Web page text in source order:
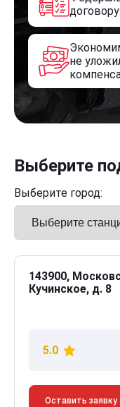
не
Выберите
Выберите город:
143900,
Кучинское, д. 8
5.0
Оставить заявку